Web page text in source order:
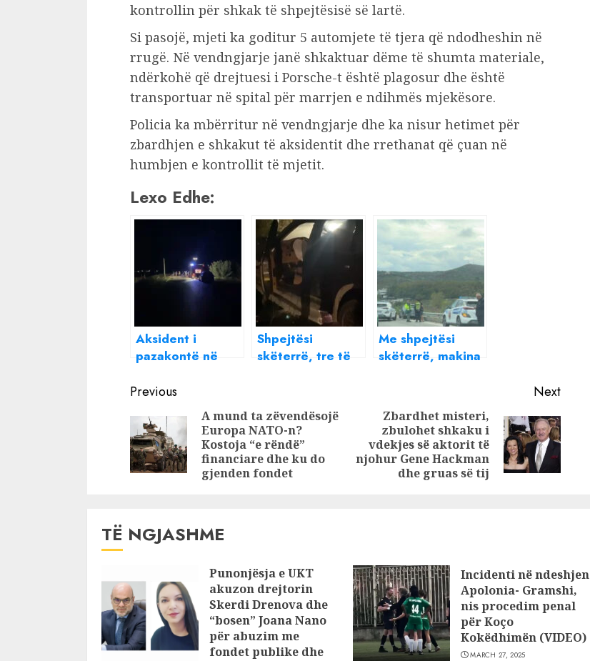
kontrollin për shkak të shpejtësisë së lartë.
Si pasojë, mjeti ka goditur 5 automjete të tjera që ndodheshin në
rrugë. Në vendngjarje janë shkaktuar dëme të shumta materiale,
ndërkohë që drejtuesi i Porsche-t është plagosur dhe është
transportuar në spital për marrjen e ndihmës mjekësore.
Policia ka mbërritur në vendngjarje dhe ka nisur hetimet për
zbardhjen e shkakut të aksidentit dhe rrethanat që çuan në
humbjen e kontrollit të mjetit.
Lexo Edhe:
Aksident i
pazakontë në
makina me
‘skëterrë’ merr
para 36 krerë
dhen, ka të
plagosur
Shpejtësi
skëterrë, tre të
hekurat i ngulen
mjetit
Me shpejtësi
skëterrë, makina
autostradën
Tiranë-Elbasan
Continue
Reading
Previous
Previous
post:
A mund ta zëvendësojë
Europa NATO-n?
Kostoja “e rëndë”
financiare dhe ku do
gjenden fondet
Next
Next
post:
Zbardhet misteri,
zbulohet shkaku i
vdekjes së aktorit të
njohur Gene Hackman
dhe gruas së tij
TË NGJASHME
Punonjësja e UKT
akuzon drejtorin
Skerdi Drenova dhe
“bosen” Joana Nano
për abuzim me
fondet publike dhe
Incidenti në ndeshjen
Apolonia- Gramshi,
nis procedim penal
për Koço
Kokëdhimën (VIDEO)
MARCH 27, 2025